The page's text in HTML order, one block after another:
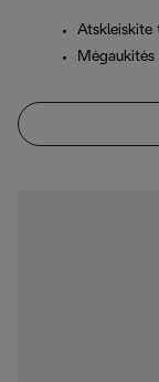
Atskleiskite
Mėgaukitės